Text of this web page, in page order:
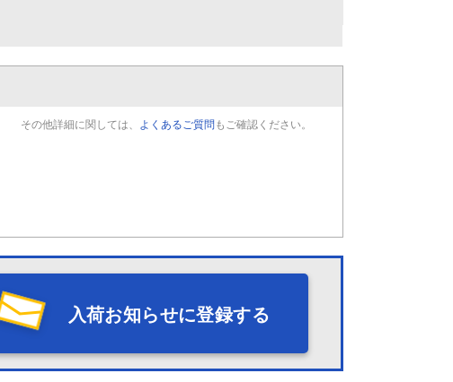
その他詳細に関しては、 よくあるご質問もご確認ください。
入荷お知らせに登録する